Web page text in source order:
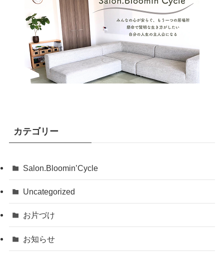
カテゴリー
Salon.Bloomin’Cycle
Uncategorized
お片づけ
お知らせ